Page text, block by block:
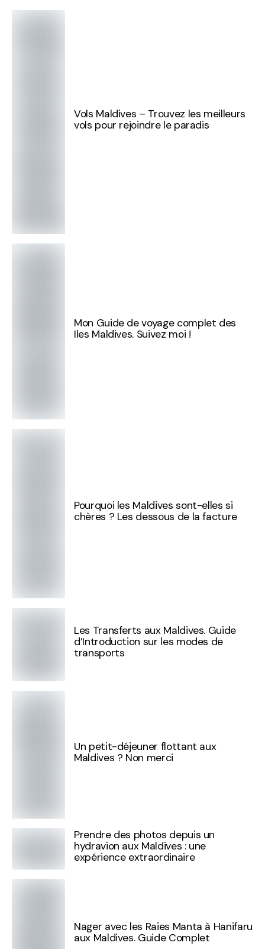
Vols Maldives – Trouvez les meilleurs
vols pour rejoindre le paradis
Mon Guide de voyage complet des
Iles Maldives. Suivez moi !
Pourquoi les Maldives sont-elles si
chères ? Les dessous de la facture
Les Transferts aux Maldives. Guide
d’Introduction sur les modes de
transports
Un petit-déjeuner flottant aux
Maldives ? Non merci
Prendre des photos depuis un
hydravion aux Maldives : une
expérience extraordinaire
Nager avec les Raies Manta à Hanifaru
aux Maldives. Guide Complet